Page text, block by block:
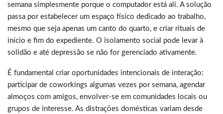
semana simplesmente porque o computador está ali. A solução
passa por estabelecer um espaço físico dedicado ao trabalho,
mesmo que seja apenas um canto do quarto, e criar rituais de
início e fim do expediente. O isolamento social pode levar à
solidão e até depressão se não for gerenciado ativamente.
É fundamental criar oportunidades intencionais de interação:
participar de coworkings algumas vezes por semana, agendar
almoços com amigos, envolver-se em comunidades locais ou
grupos de interesse. As distrações domésticas variam desde